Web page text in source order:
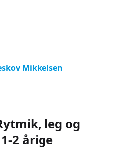
Mikkelsen
leg og
2 årige